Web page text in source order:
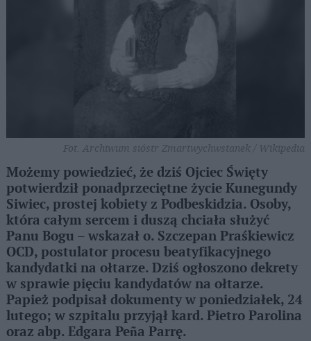
Fot. Archiwum sióstr Zmartwychwstanek / Wikipedia
Możemy powiedzieć, że dziś Ojciec Święty
potwierdził ponadprzeciętne życie Kunegundy
Siwiec, prostej kobiety z Podbeskidzia. Osoby,
która całym sercem i duszą chciała służyć
Panu Bogu – wskazał o. Szczepan Praśkiewicz
OCD, postulator procesu beatyfikacyjnego
kandydatki na ołtarze. Dziś ogłoszono dekrety
w sprawie pięciu kandydatów na ołtarze.
Papież podpisał dokumenty w poniedziałek, 24
lutego; w szpitalu przyjął kard. Pietro Parolina
oraz abp. Edgara Peña Parrę.